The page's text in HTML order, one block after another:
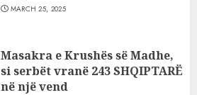
MARCH 25, 2025
Masakra e Krushës së Madhe,
si serbët vranë 243 SHQIPTARË
në një vend